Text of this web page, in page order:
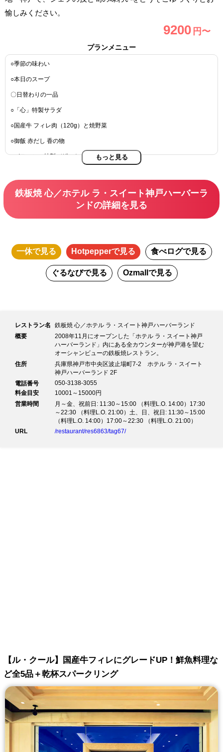
愉しみください。
9200 円〜
プランメニュー
○季節の味わい
○本日のスープ
〇日替わりの一品
○「心」特製サラダ
○国産牛 フィレ肉（120g）と焼野菜
○御飯 赤だし 香の物
○パティシエ特製デザート もっと見る
鉄板焼 心／ホテル ラ・スイート神戸ハーバーラ
ンドの詳細を見る
一休で見る Hotpepperで見る 食べログで見る
ぐるなびで見る Ozmall で見る
レストラン名
鉄板焼 心／ホテル ラ・スイート神戸ハーバーランド
概要
2008年11月にオープンした「ホテル ラ・スイート神戸
ハーバーランド」内にある全カウンターが神戸港を望む
オーシャンビューの鉄板焼レストラン。
住所
兵庫県神戸市中央区波止場町7-2 ホテル ラ・スイート
神戸ハーバーランド 2F
電話番号
050-3138-3055
料金目安
10001～15000円
営業時間
月～金、祝前日: 11:30～15:00 （料理L.O. 14:00）17:30
～22:30 （料理L.O. 21:00）土、日、祝日: 11:30～15:00
（料理L.O. 14:00）17:00～22:30 （料理L.O. 21:00）
URL
/restaurant/res6863/tag67/
【ル・クール】国産牛フィレにグレードUP！鮮魚料理な
ど全5品＋乾杯スパークリング